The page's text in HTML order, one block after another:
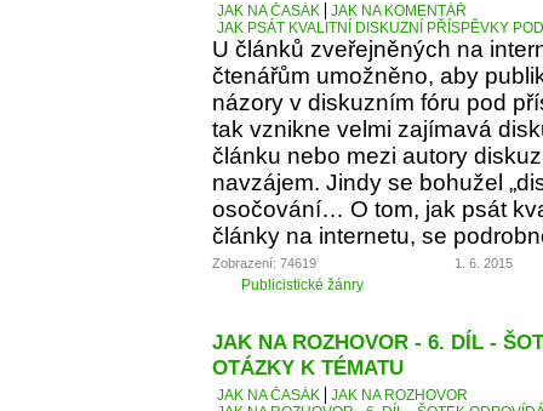
JAK NA ČASÁK
JAK NA KOMENTÁŘ
JAK PSÁT KVALITNÍ DISKUZNÍ PŘÍSPĚVKY
U článků zveřejněných na
čtenářům umožněno, aby
názory v diskuzním fóru pod
tak vznikne velmi zajímavá
článku nebo mezi autory
navzájem. Jindy se bohužel
osočování… O tom, jak psát
články na internetu, se
Zobrazení: 74619 1. 6. 2015
Publicistické žánry
JAK NA ROZHOVOR - 6. DÍL -
OTÁZKY K TÉMATU
JAK NA ČASÁK
JAK NA ROZHOVOR